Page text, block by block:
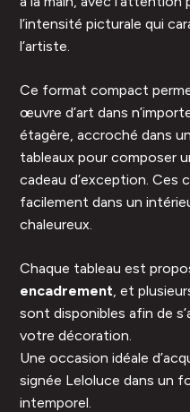
l’intensité picturale qui
l’artiste.
Ce format compact
œuvre d’art dans
étagère, accroché dans
tableaux pour composer
cadeau d’exception. Ces
facilement dans un
chaleureux.
Chaque tableau est
encadrement, et
sont disponibles afin de
votre décoration.
Une occasion idéale
signée Leloluce dans un
intemporel.